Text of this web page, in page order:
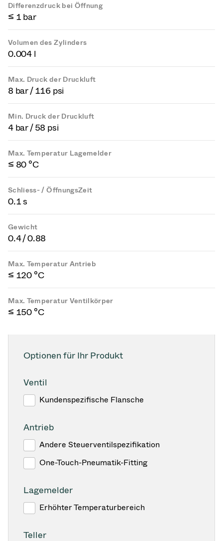
Differenzdruck bei Öffnung
≤ 1 bar
Volumen des Zylinders
0.004 l
Max. Druck der Druckluft
8 bar / 116 psi
Min. Druck der Druckluft
4 bar / 58 psi
Max. Temperatur Lagemelder
≤ 80 °C
Schliess- / ÖffnungsZeit
0.1 s
Gewicht
0.4 / 0.88
Max. Temperatur Antrieb
≤ 120 °C
Max. Temperatur Ventilkörper
≤ 150 °C
Optionen für Ihr Produkt
Ventil
Kundenspezifische Flansche
Antrieb
Andere Steuerventilspezifikation
One-Touch-Pneumatik-Fitting
Lagemelder
Erhöhter Temperaturbereich
Teller